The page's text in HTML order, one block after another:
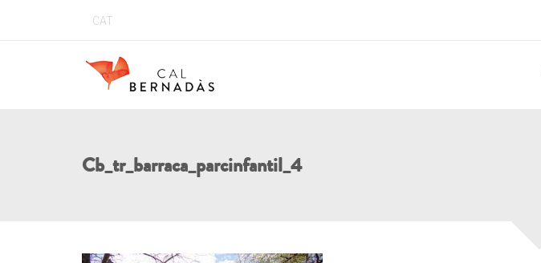
CAT
Cb_tr_barraca_parcinfantil_4